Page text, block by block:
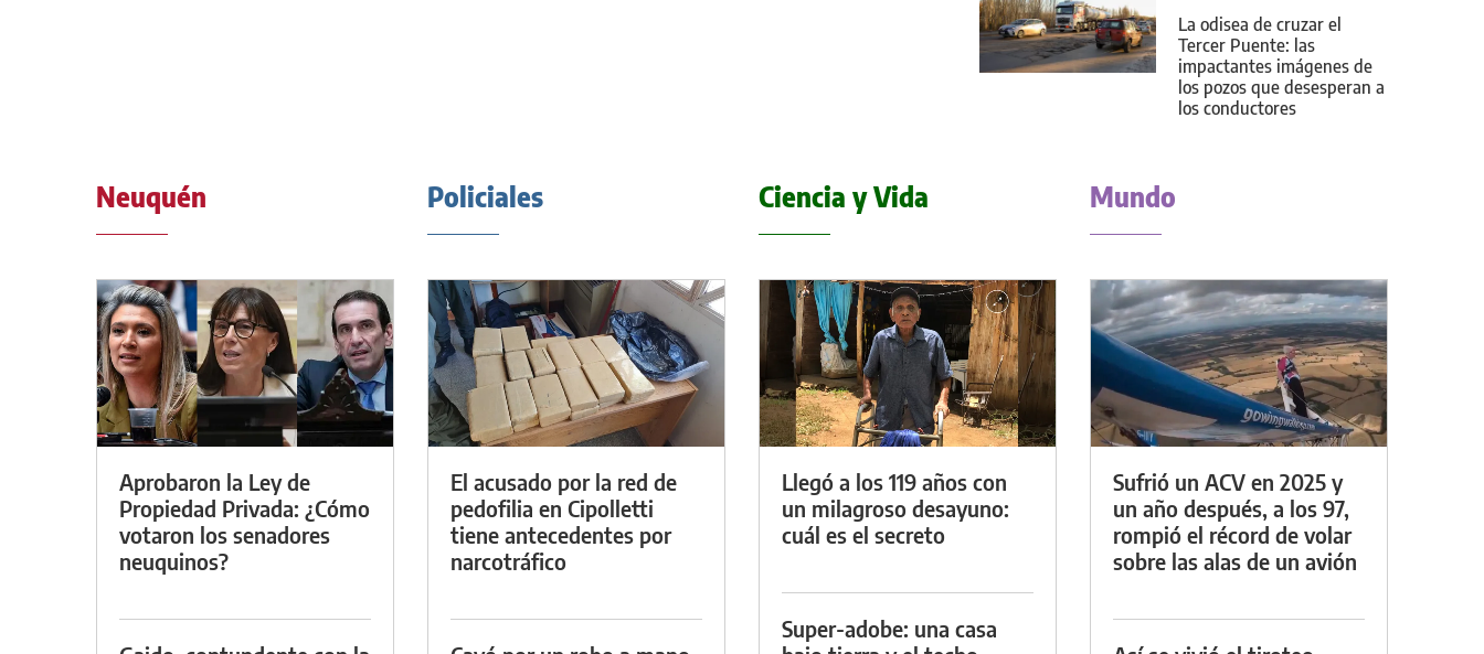
La odisea de cruzar el
Tercer Puente: las
impactantes imágenes de
los pozos que desesperan a
los conductores
Neuquén
Aprobaron la Ley de
Propiedad Privada: ¿Cómo
votaron los senadores
neuquinos?
Policiales
El acusado por la red de
pedofilia en Cipolletti
tiene antecedentes por
narcotráfico
Ciencia y Vida
Llegó a los 119 años con
un milagroso desayuno:
cuál es el secreto
Super-adobe: una casa
Mundo
Sufrió un ACV en 2025 y
un año después, a los 97,
rompió el récord de volar
sobre las alas de un avión